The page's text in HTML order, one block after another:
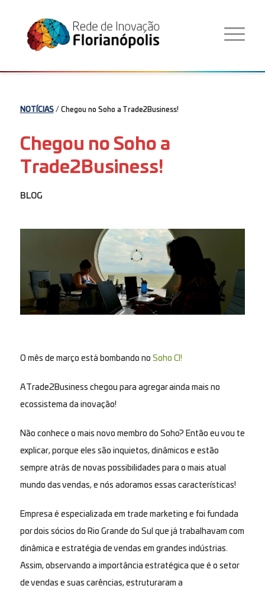
NOTÍCIAS/ Chegou no Soho a Trade2Business!
Chegou no Soho a
Trade2Business!
BLOG
O mês de março está bombando no Soho CI!
A Trade2Business chegou para agregar ainda mais no
ecossistema da inovação!
Não conhece o mais novo membro do Soho? Então eu vou te
explicar, porque eles são inquietos, dinâmicos e estão
sempre atrás de novas possibilidades para o mais atual
mundo das vendas, e nós adoramos essas características!
Empresa é especializada em trade marketing e foi fundada
por dois sócios do Rio Grande do Sul que já trabalhavam com
dinâmica e estratégia de vendas em grandes indústrias.
Assim, observando a importância estratégica que é o setor
de vendas e suas carências, estruturaram a